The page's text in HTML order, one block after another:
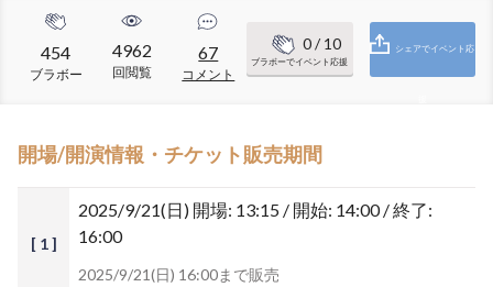
454
ブラボー
4962
回閲覧
67
コメント
0/ 10
ブラボーでイベント応援
シェアでイベント応
開場/開演情報・チケット販売期間
[ 1 ]
2025/9/21(日) 開場: 13:15 / 開始: 14:00 / 終了:
16:00
2025/9/21(日) 16:00まで販売